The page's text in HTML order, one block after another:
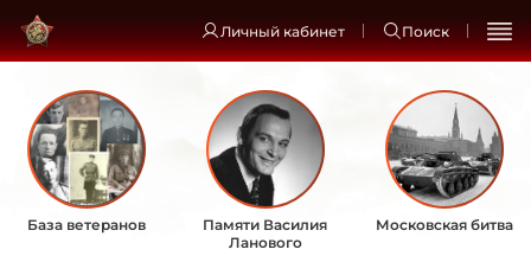
Личный кабинет Поиск
База ветеранов
Памяти Василия
Ланового
Московская битва